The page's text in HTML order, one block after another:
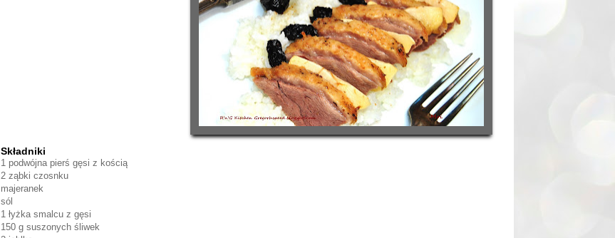
Składniki
1 podwójna pierś gęsi z kością
2 ząbki czosnku
majeranek
sól
1 łyżka smalcu z gęsi
150 g suszonych śliwek